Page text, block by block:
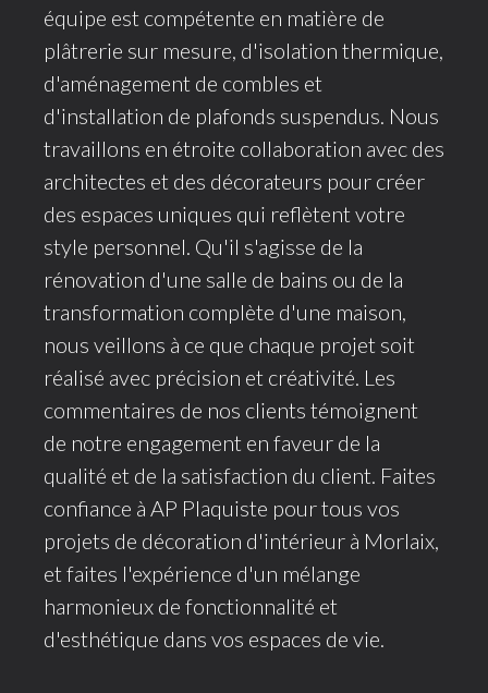
équipe est compétente en matière de
plâtrerie sur mesure, d'isolation thermique,
d'aménagement de combles et
d'installation de plafonds suspendus. Nous
travaillons en étroite collaboration avec des
architectes et des décorateurs pour créer
des espaces uniques qui reflètent votre
style personnel. Qu'il s'agisse de la
rénovation d'une salle de bains ou de la
transformation complète d'une maison,
nous veillons à ce que chaque projet soit
réalisé avec précision et créativité. Les
commentaires de nos clients témoignent
de notre engagement en faveur de la
qualité et de la satisfaction du client. Faites
confiance à AP Plaquiste pour tous vos
projets de décoration d'intérieur à Morlaix,
et faites l'expérience d'un mélange
harmonieux de fonctionnalité et
d'esthétique dans vos espaces de vie.